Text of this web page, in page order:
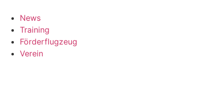
News
Training
Förderflugzeug
Verein